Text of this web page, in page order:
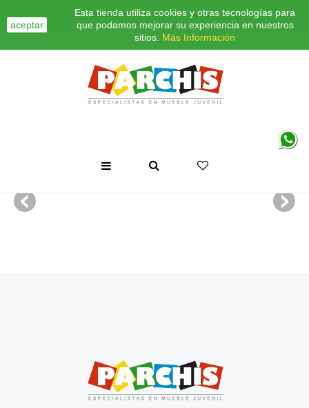
aceptar
Esta tienda utiliza cookies y otras tecnologías para
que podamos mejorar su experiencia en nuestros
sitios. Más Información
INICIO CONTACTO BLOG